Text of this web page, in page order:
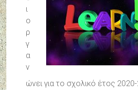
ι
ο
ρ
γ
α
ν
ώνει για το σχολικό έτος